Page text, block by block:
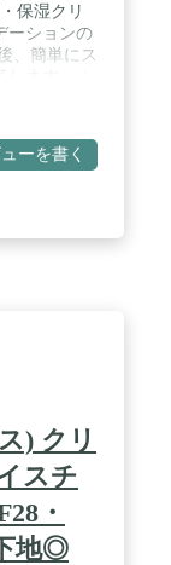
保湿クリ
ーションの
、簡単にス
り】自然
すはきち
うるおい
を保ちま
アルロン
ーを書く
) クリ
スチ
・
地◎